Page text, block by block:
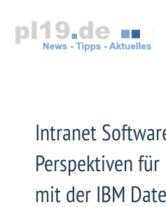
springen
Intranet
Perspektiven
mit der IBM